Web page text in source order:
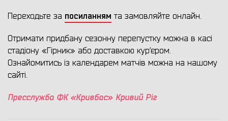
Переходьте за посиланням та замовляйте онлайн.
Отримати придбану сезонну перепустку можна в касі
стадіону «Гірник» або доставкою кур’єром.
Ознайомитись із календарем матчів можна на нашому
сайті.
Пресслужба ФК «Кривбас» Кривий Ріг